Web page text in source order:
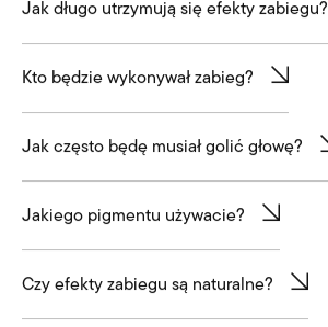
Jak długo utrzymują się efekty zabiegu?
Kto będzie wykonywał zabieg?
Jak często będę musiał golić głowę?
Jakiego pigmentu używacie?
Czy efekty zabiegu są naturalne?